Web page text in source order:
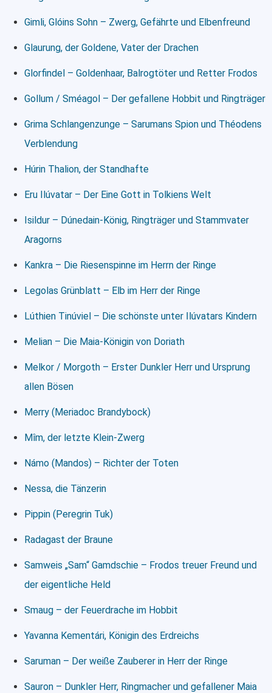
Gimli, Glóins Sohn – Zwerg, Gefährte und Elbenfreund
Glaurung, der Goldene, Vater der Drachen
Glorfindel – Goldenhaar, Balrogtöter und Retter Frodos
Gollum / Sméagol – Der gefallene Hobbit und Ringträger
Grima Schlangenzunge – Sarumans Spion und Théodens
Verblendung
Húrin Thalion, der Standhafte
Eru Ilúvatar – Der Eine Gott in Tolkiens Welt
Isildur – Dúnedain-König, Ringträger und Stammvater
Aragorns
Kankra – Die Riesenspinne im Herrn der Ringe
Legolas Grünblatt – Elb im Herr der Ringe
Lúthien Tinúviel – Die schönste unter Ilúvatars Kindern
Melian – Die Maia-Königin von Doriath
Melkor / Morgoth – Erster Dunkler Herr und Ursprung
allen Bösen
Merry (Meriadoc Brandybock)
Mîm, der letzte Klein-Zwerg
Námo (Mandos) – Richter der Toten
Nessa, die Tänzerin
Pippin (Peregrin Tuk)
Radagast der Braune
Samweis „Sam“ Gamdschie – Frodos treuer Freund und
der eigentliche Held
Smaug – der Feuerdrache im Hobbit
Yavanna Kementári, Königin des Erdreichs
Saruman – Der weiße Zauberer in Herr der Ringe
Sauron – Dunkler Herr, Ringmacher und gefallener Maia